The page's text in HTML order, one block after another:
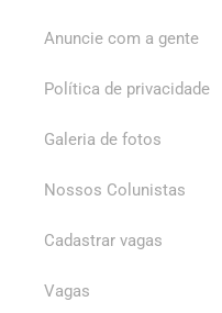
Anuncie com a gente
Política de privacidade
Galeria de fotos
Nossos Colunistas
Cadastrar vagas
Vagas